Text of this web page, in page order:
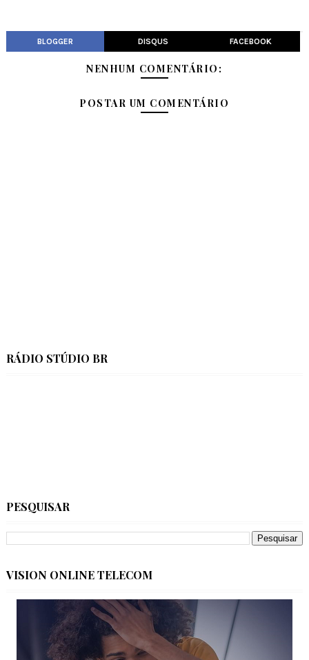
BLOGGER DISQUS FACEBOOK
NENHUM COMENTÁRIO:
POSTAR UM COMENTÁRIO
RÁDIO STÚDIO BR
PESQUISAR
VISION ONLINE TELECOM